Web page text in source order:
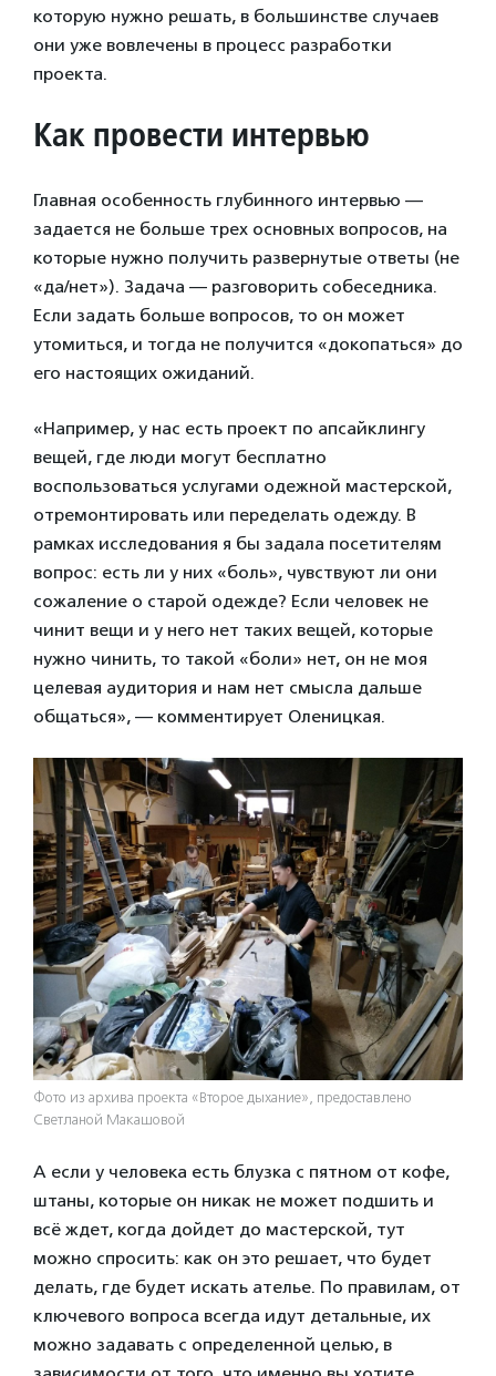
которую нужно решать, в большинстве случаев
они уже вовлечены в процесс разработки
проекта.
Как провести интервью
Главная особенность глубинного интервью —
задается не больше трех основных вопросов, на
которые нужно получить развернутые ответы (не
«да/нет»). Задача — разговорить собеседника.
Если задать больше вопросов, то он может
утомиться, и тогда не получится «докопаться» до
его настоящих ожиданий.
«Например, у нас есть проект по апсайклингу
вещей, где люди могут бесплатно
воспользоваться услугами одежной мастерской,
отремонтировать или переделать одежду. В
рамках исследования я бы задала посетителям
вопрос: есть ли у них «боль», чувствуют ли они
сожаление о старой одежде? Если человек не
чинит вещи и у него нет таких вещей, которые
нужно чинить, то такой «боли» нет, он не моя
целевая аудитория и нам нет смысла дальше
общаться», — комментирует Оленицкая.
Фото из архива проекта «Второе дыхание», предоставлено
Светланой Макашовой
А если у человека есть блузка с пятном от кофе,
штаны, которые он никак не может подшить и
всё ждет, когда дойдет до мастерской, тут
можно спросить: как он это решает, что будет
делать, где будет искать ателье. По правилам, от
ключевого вопроса всегда идут детальные, их
можно задавать с определенной целью, в